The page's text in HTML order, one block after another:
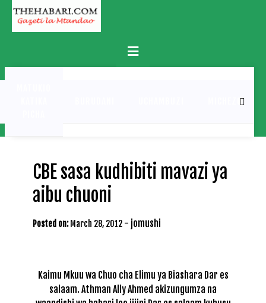
Skip
content
Primary
Menu
MICHEZO
CBE sasa kudhibiti mavazi ya
aibu chuoni
Posted on: March 28, 2012 - jomushi
Kaimu Mkuu wa Chuo cha Elimu ya Biashara Dar es
salaam. Athman Ally Ahmed akizungumza na